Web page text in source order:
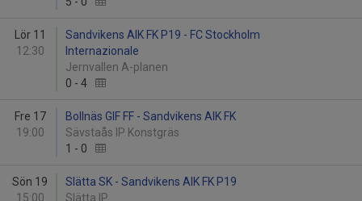
Lör 11
12:30
Sandvikens AIK FK P19 - FC Stockholm
Internazionale
Jernvallen A-planen
0 - 4
Fre 17
19:00
Bollnäs GIF FF - Sandvikens AIK FK
Sävstaås IP Konstgräs
1 - 0
Sön 19
15:00
Slätta SK - Sandvikens AIK FK P19
Slätta IP